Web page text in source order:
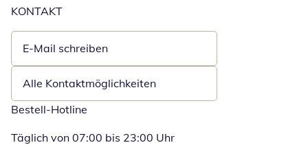
KONTAKT
E-Mail schreiben
Öffnet E-Mail-Client
Alle Kontaktmöglichkeiten
Bestell-Hotline
Täglich von 07:00 bis 23:00 Uhr